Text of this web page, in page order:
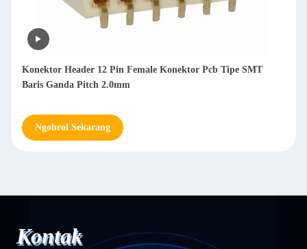
Konektor Header 12 Pin Female Konektor Pcb Tipe SMT
Baris Ganda Pitch 2.0mm
Ngobrol Sekarang
Kontak